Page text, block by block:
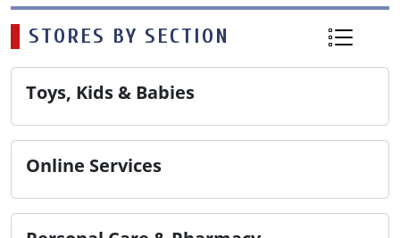
STORES BY SECTION
Toys, Kids & Babies
Online Services